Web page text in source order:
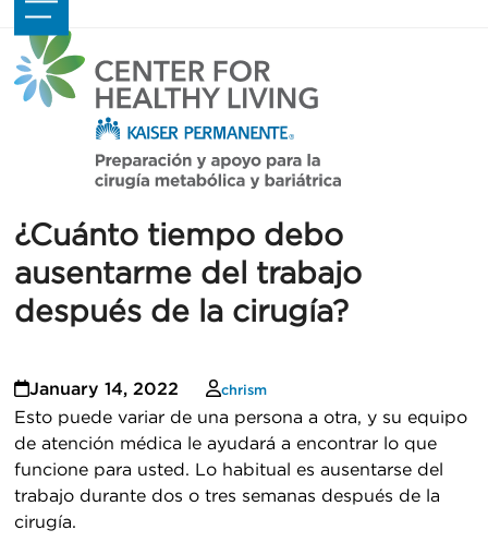
Skip
to
content
Open
mobile
menu
Close
mobile
menu
¿Cuánto tiempo debo
ausentarme del trabajo
después de la cirugía?
January 14, 2022 chrism
Esto puede variar de una persona a otra, y su equipo
de atención médica le ayudará a encontrar lo que
funcione para usted. Lo habitual es ausentarse del
trabajo durante dos o tres semanas después de la
cirugía.